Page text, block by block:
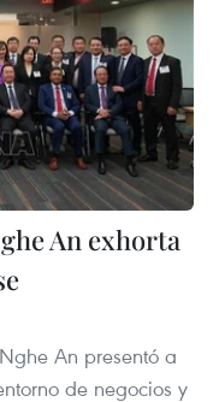
An exhorta
An presentó a
de negocios y